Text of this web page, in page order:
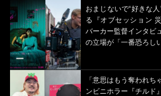
おまじないで“好きな
る『オブセッション
バーカー監督インタ
の立場が「一番恐ろしい
「意思はもう奪われ
ンビニホラー『チルド